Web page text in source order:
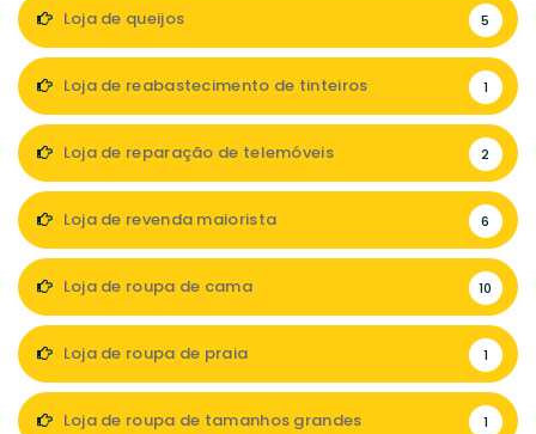
Loja de queijos 5
Loja de reabastecimento de tinteiros 1
Loja de reparação de telemóveis 2
Loja de revenda maiorista 6
Loja de roupa de cama 10
Loja de roupa de praia 1
Loja de roupa de tamanhos grandes 1